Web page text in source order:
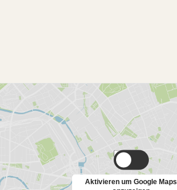
Aktivieren um Google Maps